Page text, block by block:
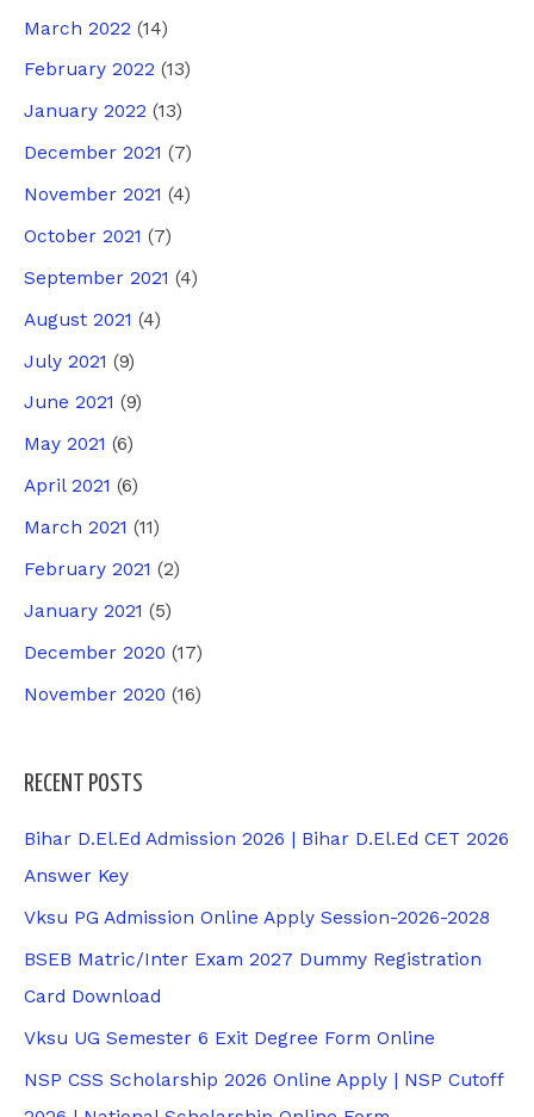
March 2022 (14)
February 2022 (13)
January 2022 (13)
December 2021 (7)
November 2021 (4)
October 2021 (7)
September 2021 (4)
August 2021 (4)
July 2021 (9)
June 2021 (9)
May 2021 (6)
April 2021 (6)
March 2021 (11)
February 2021 (2)
January 2021 (5)
December 2020 (17)
November 2020 (16)
RECENT POSTS
Bihar D.El.Ed Admission 2026 | Bihar D.El.Ed CET 2026
Answer Key
Vksu PG Admission Online Apply Session-2026-2028
BSEB Matric/Inter Exam 2027 Dummy Registration
Card Download
Vksu UG Semester 6 Exit Degree Form Online
NSP CSS Scholarship 2026 Online Apply | NSP Cutoff